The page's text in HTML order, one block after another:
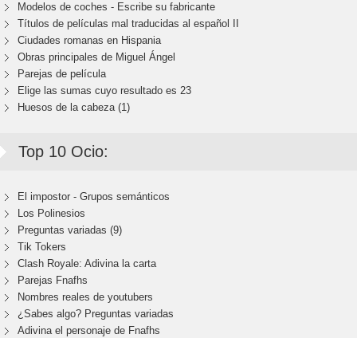
Modelos de coches - Escribe su fabricante
Títulos de películas mal traducidas al español II
Ciudades romanas en Hispania
Obras principales de Miguel Ángel
Parejas de película
Elige las sumas cuyo resultado es 23
Huesos de la cabeza (1)
Top 10 Ocio:
El impostor - Grupos semánticos
Los Polinesios
Preguntas variadas (9)
Tik Tokers
Clash Royale: Adivina la carta
Parejas Fnafhs
Nombres reales de youtubers
¿Sabes algo? Preguntas variadas
Adivina el personaje de Fnafhs